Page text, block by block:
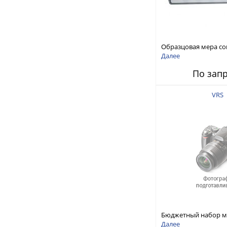
Образцовая мера
Ом - 100 кОм,
при параллельном
Далее
По
VRS
Бюджетный набор
сопротивлений 1/10/
Далее